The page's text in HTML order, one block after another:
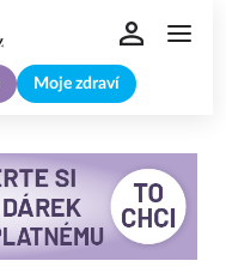
Moje zdraví